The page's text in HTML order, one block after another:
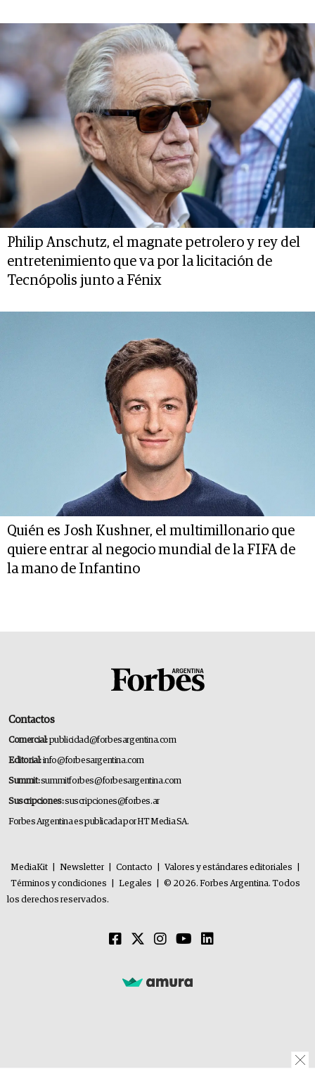
Philip Anschutz, el magnate petrolero y rey del
entretenimiento que va por la licitación de
Tecnópolis junto a Fénix
Quién es Josh Kushner, el multimillonario que
quiere entrar al negocio mundial de la FIFA de
la mano de Infantino
Contactos
Comercial:publicidad@forbesargentina.com
Editorial:info@forbesargentina.com
Summit:summitforbes@forbesargentina.com
Suscripciones:suscripciones@forbes.ar
Forbes Argentina es publicada por HT Media SA.
MediaKit Newsletter Contacto Valores y estándares editoriales
Términos y condiciones
Legales
© 2026. Forbes Argentina. Todos
los derechos reservados.